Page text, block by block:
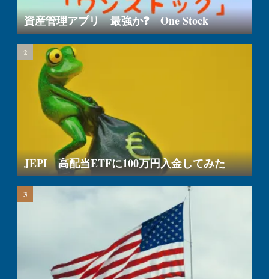
資産管理アプリ 最強か❓ One Stock
JEPI 高配当ETFに100万円入金してみた